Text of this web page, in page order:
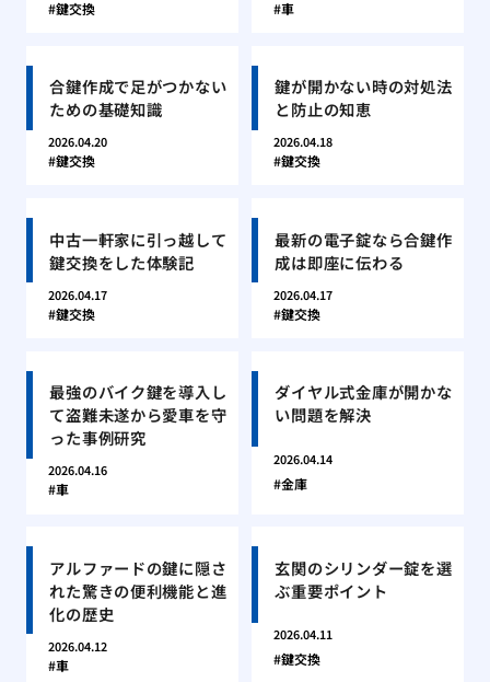
鍵交換 車
合鍵作成で足がつかない
ための基礎知識
2026.04.20
鍵交換
鍵が開かない時の対処法
と防止の知恵
2026.04.18
鍵交換
中古一軒家に引っ越して
鍵交換をした体験記
2026.04.17
鍵交換
最新の電子錠なら合鍵作
成は即座に伝わる
2026.04.17
鍵交換
最強のバイク鍵を導入し
て盗難未遂から愛車を守
った事例研究
2026.04.16
車
ダイヤル式金庫が開かな
い問題を解決
2026.04.14
金庫
アルファードの鍵に隠さ
れた驚きの便利機能と進
化の歴史
2026.04.12
車
玄関のシリンダー錠を選
ぶ重要ポイント
2026.04.11
鍵交換